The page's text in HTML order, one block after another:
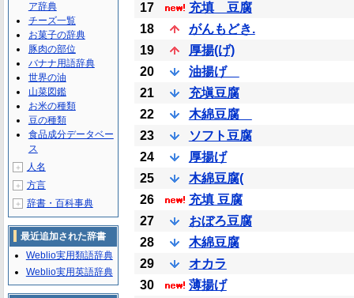
17
充填 豆腐
18
がんもどき.
19
厚揚(げ)
20
油揚げ
21
充塡豆腐
22
木綿豆腐
23
ソフト豆腐
24
厚揚げ
25
木綿豆腐(
26
充填 豆腐
27
おぼろ豆腐
28
木綿豆腐
29
オカラ
30
薄揚げ
ア辞典
チーズ一覧
お菓子の辞典
豚肉の部位
バナナ用語辞典
世界の油
山菜図鑑
お米の種類
豆の種類
食品成分データベー
ス
＋ 人名
＋ 方言
＋ 辞書・百科事典
最近追加された辞書
Weblio実用類語辞典
Weblio実用英語辞典